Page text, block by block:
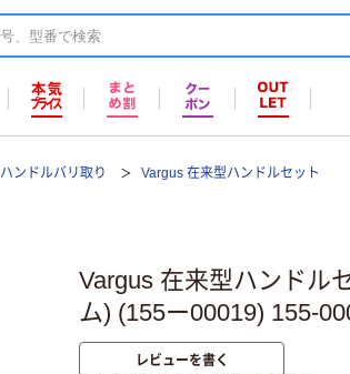
ハンドルバリ取り Vargus 在来型ハンドルセット
Vargus 在来型ハンドル
ム) (155ー00019) 155-
レビューを書く